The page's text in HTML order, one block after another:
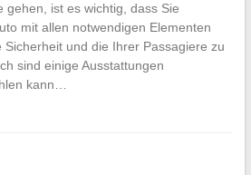
gehen, ist es wichtig, dass Sie
mit allen notwendigen Elementen
und die Ihrer Passagiere zu
sind einige Ausstattungen
kann…